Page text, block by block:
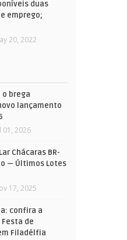
duas
emprego;
20, 2022
o brega
lançamento
01, 2026
Chácaras BR-
— Últimos Lotes
17, 2025
confira a
de
Filadélfia